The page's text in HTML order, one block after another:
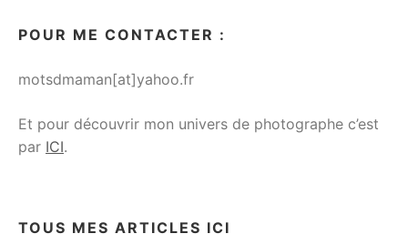
POUR ME CONTACTER :
motsdmaman[at]yahoo.fr
Et pour découvrir mon univers de photographe c’est
par ICI.
TOUS MES ARTICLES ICI